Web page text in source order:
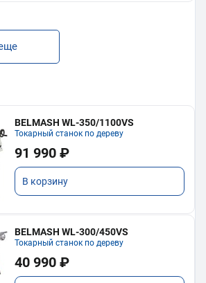
BELMASH WL-350/1100VS
Токарный станок по дереву
91 990 ₽
В корзину
BELMASH WL-300/450VS
Токарный станок по дереву
40 990 ₽